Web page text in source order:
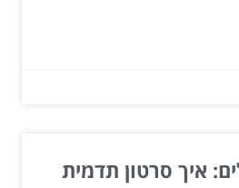
איך סרטון תדמית